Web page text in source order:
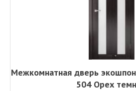
Межкомнатная дверь
504 Орех